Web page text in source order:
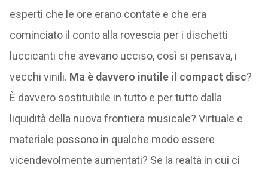
esperti che le ore erano contate e che era
cominciato il conto alla rovescia per i dischetti
luccicanti che avevano ucciso, così si pensava, i
vecchi vinili. Ma è davvero inutile il compact disc?
È davvero sostituibile in tutto e per tutto dalla
liquidità della nuova frontiera musicale? Virtuale e
materiale possono in qualche modo essere
vicendevolmente aumentati? Se la realtà in cui ci